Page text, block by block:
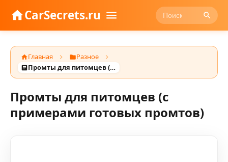
CarSecrets.ru
Главная
Разное
Промты для питомцев (с примерами готовых промтов)
Промты для питомцев (с
примерами готовых промтов)